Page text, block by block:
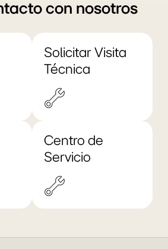
con nosotros
Solicitar Visita
Técnica
Centro de
Servicio